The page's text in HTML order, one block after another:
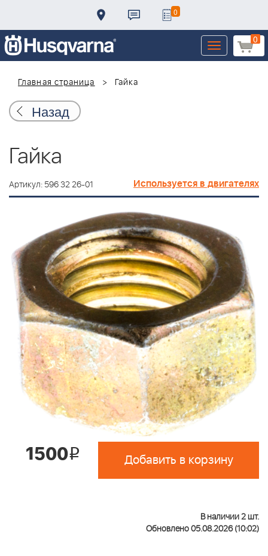
0
0
Toggle
navigation
Главная страница
Гайка
Назад
Гайка
Артикул: 596 32 26-01 Используется в двигателях
1500i Добавить в корзину
В наличии 2 шт.
Обновлено 05.08.2026 (10:02)